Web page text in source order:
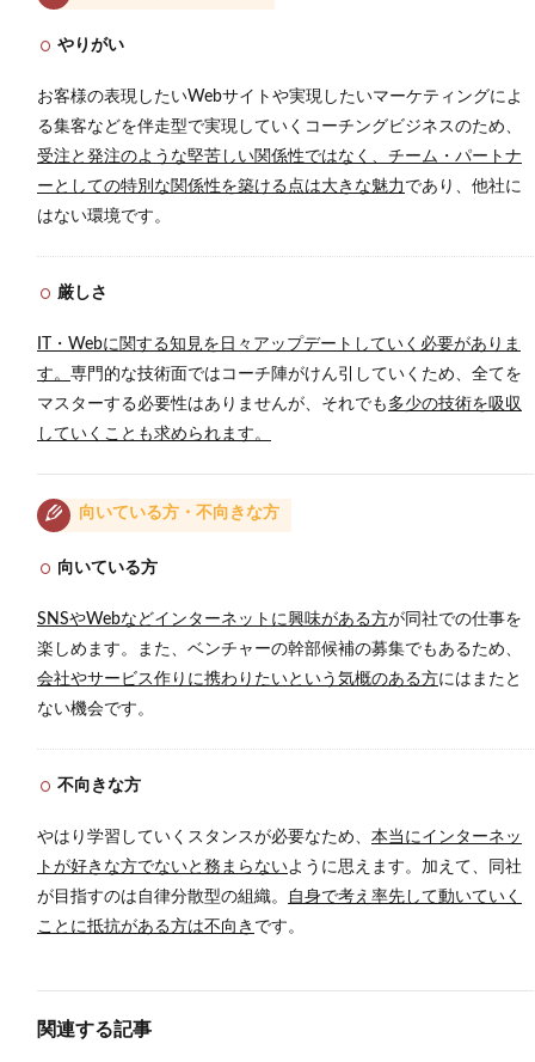
やりがい
お客様の表現したいWebサイトや実現したいマーケティングによ
る集客などを伴走型で実現していくコーチングビジネスのため、
受注と発注のような堅苦しい関係性ではなく、チーム・パートナ
ーとしての特別な関係性を築ける点は大きな魅力 であり、他社に
はない環境です。
厳しさ
IT・Webに関する知見を日々アップデートしていく必要がありま
す。 専門的な技術面ではコーチ陣がけん引していくため、全てを
マスターする必要性はありませんが、それでも 多少の技術を吸収
していくことも求められます。
向いている方・不向きな方
向いている方
SNSやWebなどインターネットに興味がある方が同社での仕事を
楽しめます。また、ベンチャーの幹部候補の募集でもあるため、
会社やサービス作りに携わりたいという気概のある方にはまたと
ない機会です。
不向きな方
やはり学習していくスタンスが必要なため、 本当にインターネッ
トが好きな方でないと務まらないように思えます。加えて、同社
が目指すのは自律分散型の組織。
自身で考え率先して動いていく
ことに抵抗がある方は不向き です。
関連する記事